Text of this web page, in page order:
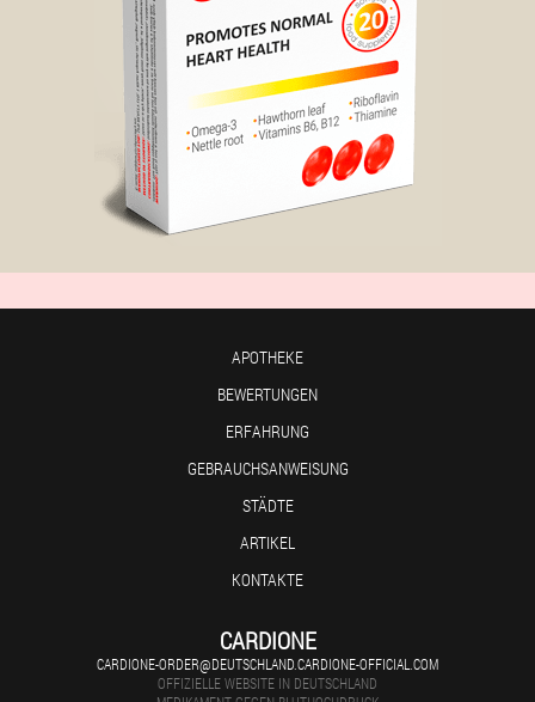
APOTHEKE
BEWERTUNGEN
ERFAHRUNG
GEBRAUCHSANWEISUNG
STÄDTE
ARTIKEL
KONTAKTE
CARDIONE
CARDIONE-ORDER@DEUTSCHLAND.CARDIONE-OFFICIAL.COM
OFFIZIELLE WEBSITE IN DEUTSCHLAND